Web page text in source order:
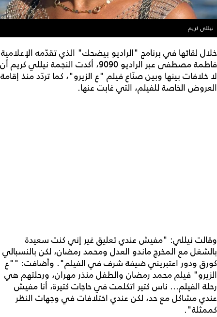
نيللي كريم
خلال لقائها في برنامج "الراديو بيضحك" الذي تقدّمه الإعلامية
فاطمة مصطفى عبر الراديو 9090، أكدت النجمة نيللي كريم أن
لا خلافات بينها وبين صنّاع فيلم "ع الزيرو"، كما تردّد منذ إقامة
العروض الخاصة للفيلم، التي غابت عنها.
وقالت نيللي: "مفيش عندي تعليق غير إني كنت سعيدة
بالشغل مع المخرج ماندو العدل ومحمد رمضان، لكن بالنسبالي
كورق ودور اعتبريني ضيفة شرف في الفيلم". وأضافت: ""ع
الزيرو" فيلم محمد رمضان والطفل منذر مهران، ورحلتهم هي
رحلة الفيلم... ناس كتير اتكلمت في حاجات كتيرة، أنا مفيش
عندي مشاكل مع حد، لكن عندي اختلافات في وجهات النظر
كممثلة".